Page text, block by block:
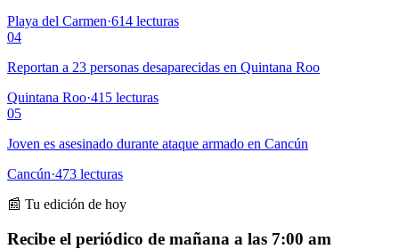
Playa del Carmen·614 lecturas
04
Reportan a 23 personas desaparecidas en Quintana Roo
Quintana Roo·415 lecturas
05
Joven es asesinado durante ataque armado en Cancún
Cancún·473 lecturas
📰 Tu edición de hoy
Recibe el periódico de mañana a las 7:00 am